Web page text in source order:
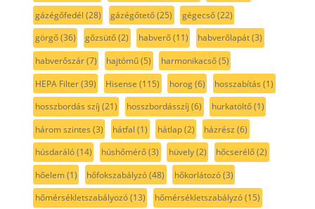
gázégőfedél (28) gázégőtető(25) gégecső(22)
görgő(36) gőzsütő(2) habverő(11) habverőlapát(3)
habverőszár(7) hajtómű(5) harmonikacső(5)
HEPA Filter(39) Hisense (115) horog(6) hosszabítás (1)
hosszbordás szíj (21) hosszbordásszíj (6) hurkatöltő(1)
három szintes (3) hátfal (1) hátlap(2) házrész (6)
húsdaráló(14) húshőmérő(3) hüvely(2) hőcserélő(2)
hőelem(1) hőfokszabályzó(48) hőkorlátozó(3)
hőmérsékletszabályozó(13) hőmérsékletszabályzó(15)